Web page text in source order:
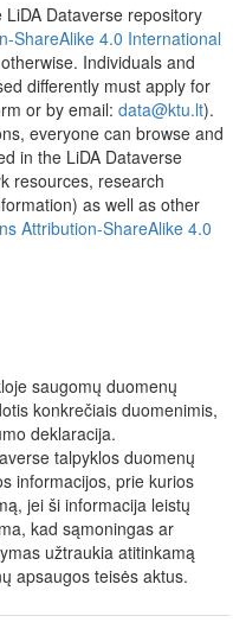
Dataverse repository
ShareAlike 4.0 International
Individuals and
differently must apply for
or by email: data@ktu.lt).
everyone can browse and
in the LiDA Dataverse
resources, research
as well as other
Attribution-ShareAlike 4.0
saugomų duomenų
konkrečiais duomenimis,
deklaracija.
talpyklos duomenų
informacijos, prie kurios
jei ši informacija leistų
kad sąmoningas ar
užtraukia atitinkamą
apsaugos teisės aktus.